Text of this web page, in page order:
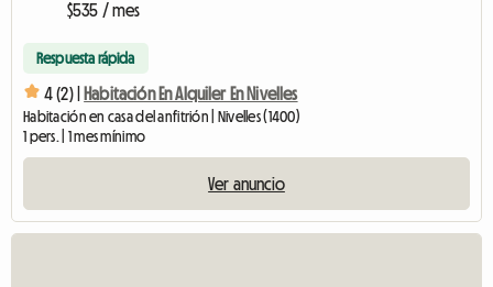
$535 / mes
Respuesta rápida
4 (2) | Habitación En Alquiler En Nivelles
Habitación en casa del anfitrión | Nivelles (1400)
1 pers. | 1 mes mínimo
Ver anuncio